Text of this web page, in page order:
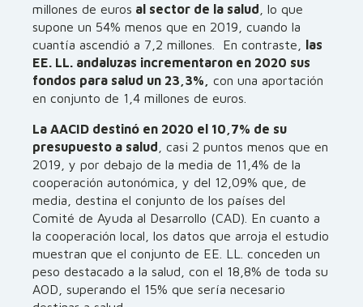
millones de euros al sector de la salud , lo que
supone un 54% menos que en 2019, cuando la
cuantía ascendió a 7,2 millones. En contraste, las
EE. LL. andaluzas incrementaron en 2020 sus
fondos para salud un 23,3%,
con una aportación
en conjunto de 1,4 millones de euros.
La AACID destinó en 2020 el 10,7% de su
presupuesto a salud , casi 2 puntos menos que en
2019, y por debajo de la media de 11,4% de la
cooperación autonómica, y del 12,09% que, de
media, destina el conjunto de los países del
Comité de Ayuda al Desarrollo (CAD). En cuanto a
la cooperación local, los datos que arroja el estudio
muestran que el conjunto de EE. LL. conceden un
peso destacado a la salud, con el 18,8% de toda su
AOD, superando el 15% que sería necesario